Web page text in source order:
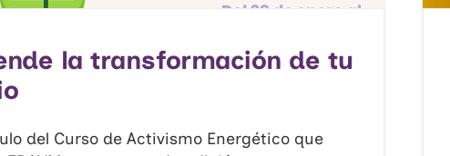
la transformación de tu
del Curso de Activismo Energético que